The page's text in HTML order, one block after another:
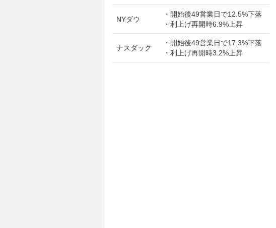
NYダウ
・開始後49営業日で12.5%下落
・利上げ再開時6.9%上昇
ナスダック
・開始後49営業日で17.3%下落
・利上げ再開時3.2%上昇